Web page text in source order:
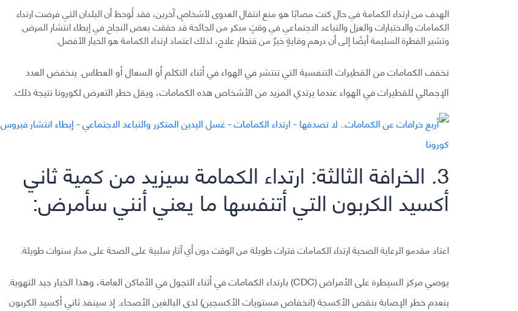
الهدف من ارتداء الكمامة في حال كنت مصابًا هو منع انتقال العدوى لأشخاصٍ آخرين، فقد لُوحظ أن البلدان التي فرضت ارتداء
الكمامات والاختبارات والعزل والتباعد الاجتماعي في وقتٍ مبكر من الجائحة قد حققت بعض النجاح في إبطاء انتشار المرض.
وتشير الفطرة السليمة أيضًا إلى أن درهم وقايةٍ خيرٌ من قنطارِ علاج، لذلك اعتماد ارتداء الكمامة هو الخيار الأفضل.
تخفف الكمامات من القطيرات التنفسية التي تنتشر في الهواء في أثناء التكلم أو السعال أو العطاس. ينخفض العدد
الإجمالي للقطيرات في الهواء عندما يرتدي المزيد من الأشخاص هذه الكمامات، ويقل خطر التعرض لكورونا نتيجة ذلك.
3. الخرافة الثالثة: ارتداء الكمامة سيزيد من كمية ثاني
أكسيد الكربون التي أتنفسها ما يعني أنني سأمرض:
اعتاد مقدمو الرعاية الصحية ارتداء الكمامات فترات طويلة من الوقت دون أي آثار سلبية على الصحة على مدار سنوات طويلة.
يوصي مركز السيطرة على الأمراض (CDC) بارتداء الكمامات في أثناء التجول في الأماكن العامة، وهذا الخيار جيد التهوية.
ينعدم خطر الإصابة بنقص الأكسجة (انخفاض مستويات الأكسجين) لدى البالغين الأصحاء. إذ سينفذ ثاني أكسيد الكربون